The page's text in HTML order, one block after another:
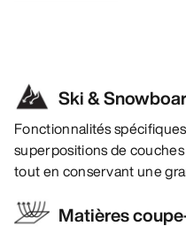
Ski &
Fonctionnalités
superpositions de
tout en conservant une
Matières